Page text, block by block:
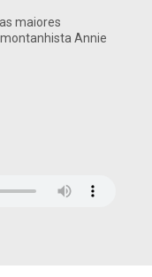
maiores
Annie